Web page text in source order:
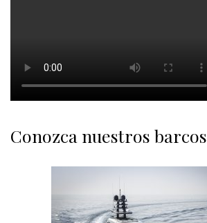
Conozca nuestros barcos